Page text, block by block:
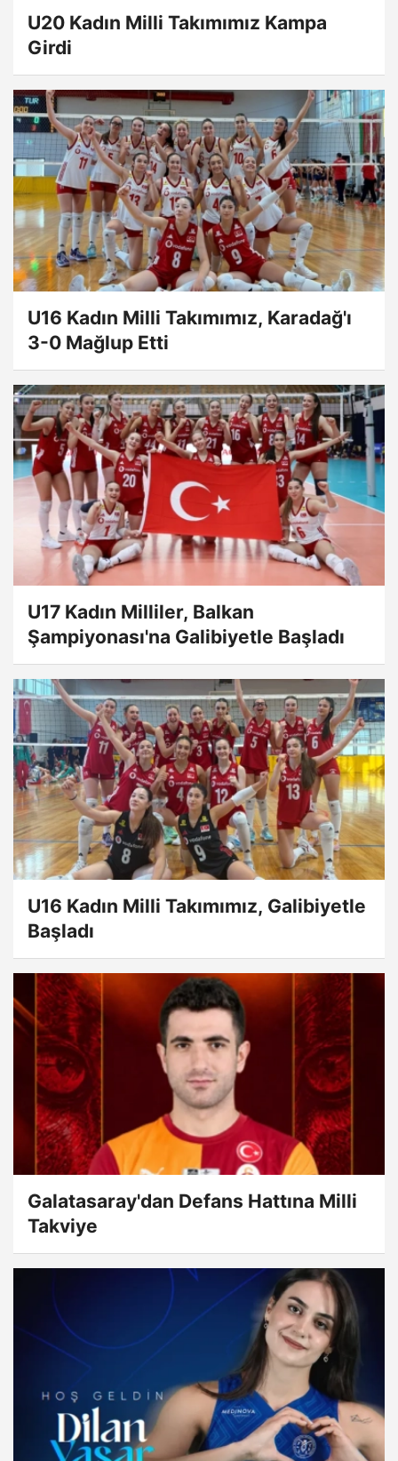
U20 Kadın Milli Takımımız Kampa
Girdi
U16 Kadın Milli Takımımız, Karadağ'ı
3-0 Mağlup Etti
U17 Kadın Milliler, Balkan
Şampiyonası'na Galibiyetle Başladı
U16 Kadın Milli Takımımız, Galibiyetle
Başladı
Galatasaray'dan Defans Hattına Milli
Takviye